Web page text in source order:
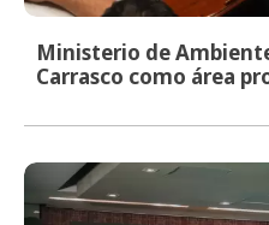
Ministerio de
Carrasco como área